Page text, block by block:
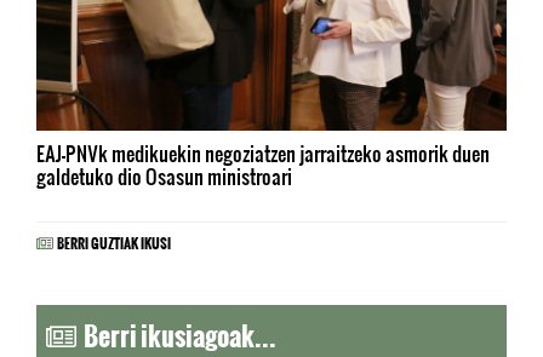
EAJ-PNVk medikuekin negoziatzen jarraitzeko asmorik duen
galdetuko dio Osasun ministroari
BERRI GUZTIAK IKUSI
Berri ikusiagoak...